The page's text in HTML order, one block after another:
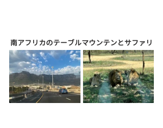
南アフリカのテーブルマウンテンとサファリ